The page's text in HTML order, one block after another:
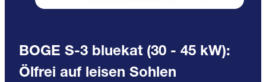
BOGE S-3 bluekat (30 - 45 kW):
Ölfrei auf leisen Sohlen